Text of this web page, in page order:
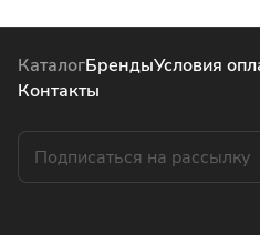
КаталогБрендыУсловия
Контакты